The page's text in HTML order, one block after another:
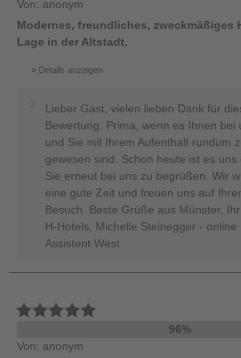
Von: anonym
Modernes, freundliches, zweckmäßiges
Lage in der Altstadt.
Details anzeigen
Lieber Gast, vielen lieben Dank für
Bewertung. Prima, wenn es Ihnen bei
und Sie mit Ihrem Aufenthalt rundum
gewesen sind. Schon heute ist es uns
Sie erneut bei uns zu begrüßen. Wir
eine gute Zeit und freuen uns auf
Besuch. Beste Grüße aus Münster,
H-Hotels, Michelle Steinegger - online
Assistent West
96%
Von: anonym